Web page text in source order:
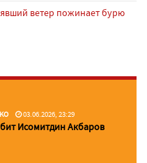
ветер пожинает бурю
03.06.2026, 23:29
Исомитдин Акбаров